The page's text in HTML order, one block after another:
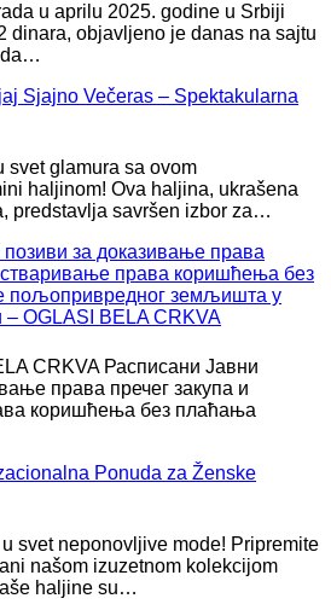
u aprilu 2025. godine u Srbiji
dinara, objavljeno je danas na sajtu
Sjajno Večeras – Spektakularna
svet glamura sa ovom
haljinom! Ova haljina, ukrašena
predstavlja savršen izbor za…
за доказивање права
права коришћења без
пољопривредног земљишта у
– OGLASI BELA CRKVA
CRKVA Расписани Јавни
права пречег закупа и
коришћења без плаћања
Ponuda za Ženske
svet neponovljive mode! Pripremite
našom izuzetnom kolekcijom
haljine su…